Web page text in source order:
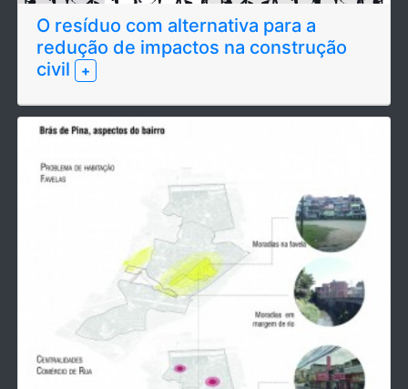
O resíduo com alternativa para a
redução de impactos na construção
civil
+